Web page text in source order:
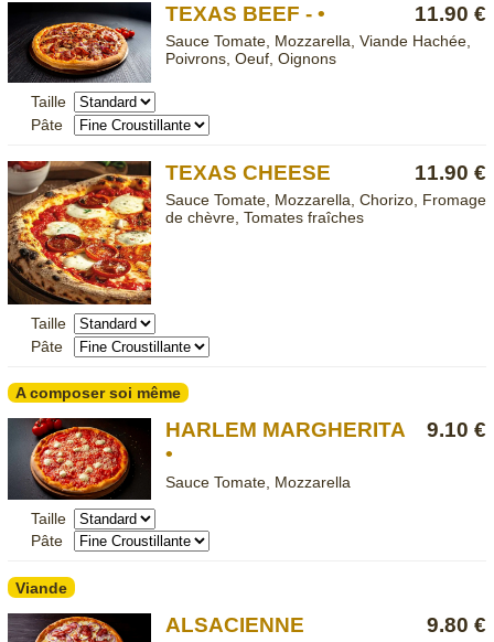
11.90 €
TEXAS BEEF - •
Sauce Tomate, Mozzarella, Viande Hachée,
Poivrons, Oeuf, Oignons
Taille
Pâte
11.90 €
TEXAS CHEESE
Sauce Tomate, Mozzarella, Chorizo, Fromage
de chèvre, Tomates fraîches
Taille
Pâte
A composer soi même
9.10 €
HARLEM MARGHERITA
•
Sauce Tomate, Mozzarella
Taille
Pâte
Viande
9.80 €
ALSACIENNE